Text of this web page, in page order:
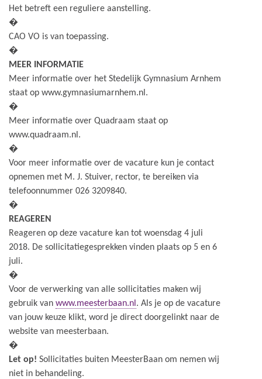
Het betreft een reguliere aanstelling.
�
CAO VO is van toepassing.
�
MEER INFORMATIE
Meer informatie over het Stedelijk Gymnasium Arnhem
staat op www.gymnasiumarnhem.nl.
�
Meer informatie over Quadraam staat op
www.quadraam.nl.
�
Voor meer informatie over de vacature kun je contact
opnemen met M. J. Stuiver, rector, te bereiken via
telefoonnummer 026 3209840.
�
REAGEREN
Reageren op deze vacature kan tot woensdag 4 juli
2018. De sollicitatiegesprekken vinden plaats op 5 en 6
juli.
�
Voor de verwerking van alle sollicitaties maken wij
gebruik van www.meesterbaan.nl . Als je op de vacature
van jouw keuze klikt, word je direct doorgelinkt naar de
website van meesterbaan.
�
Let op! Sollicitaties buiten MeesterBaan om nemen wij
niet in behandeling.